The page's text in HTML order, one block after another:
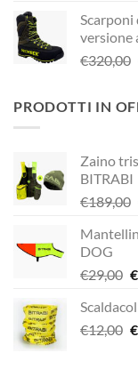
Scarponi
versione
€320,00
PRODOTTI IN
Zaino
BITRABI
€189,00
DOG
€29,00 Il
€
€12,00 Il
€